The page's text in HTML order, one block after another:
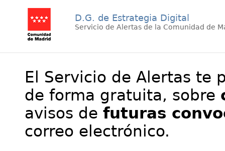
D.G. de Estrategia Digital
Servicio de Alertas de la Comunidad de
El Servicio de Alertas te
de forma gratuita, sobre
avisos de futuras
correo electrónico.